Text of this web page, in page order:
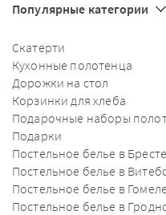
Популярные категории
Скатерти
Кухонные полотенца
Дорожки на стол
Корзинки для хлеба
Подарочные наборы
Подарки
Постельное белье в Бресте
Постельное белье в
Постельное белье в Гомеле
Постельное белье в